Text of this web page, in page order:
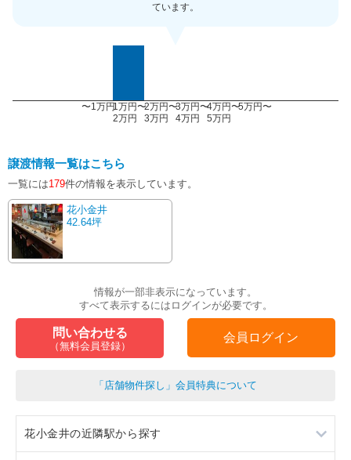
ています。
〜1万円1万円〜
2万円
2万円〜
3万円
3万円〜
4万円
4万円〜
5万円
5万円〜
譲渡情報一覧はこちら
一覧には179件の情報を表示しています。
花小金井
42.64坪
情報が一部非表示になっています。
すべて表示するにはログインが必要です。
問い合わせる
（無料会員登録）
会員ログイン
「店舗物件探し」会員特典について
花小金井の近隣駅から探す